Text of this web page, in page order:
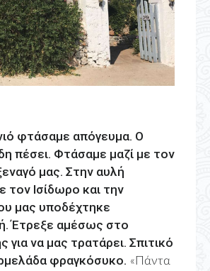
πέσει. Φτάσαμε μαζί με τον
μας. Στην αυλή
τον Ισίδωρο και την
μας υποδέχτηκε
Έτρεξε αμέσως στο
για να μας τρατάρει. Σπιτικό
φραγκόσυκο. «Πάντα